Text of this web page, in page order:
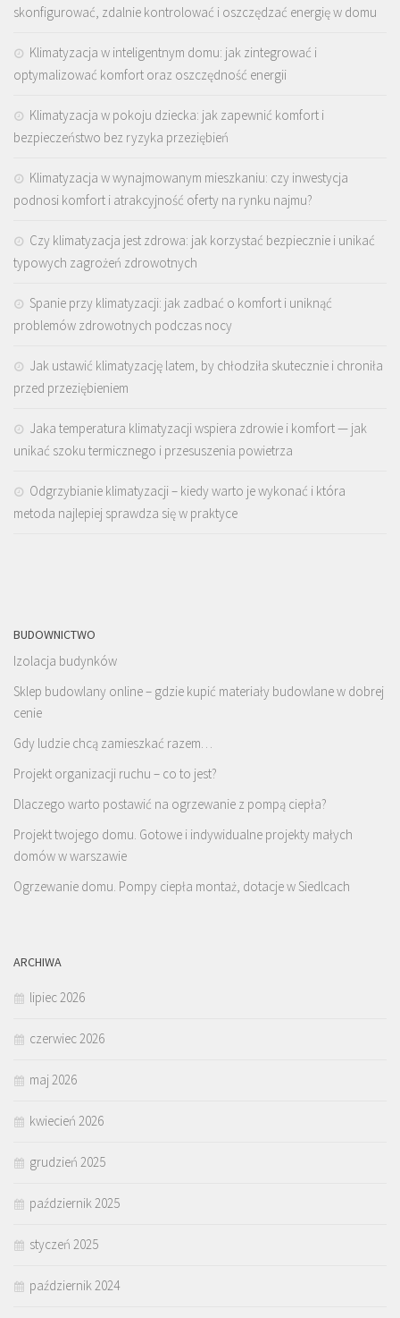
skonfigurować, zdalnie kontrolować i oszczędzać energię w domu
Klimatyzacja w inteligentnym domu: jak zintegrować i
optymalizować komfort oraz oszczędność energii
Klimatyzacja w pokoju dziecka: jak zapewnić komfort i
bezpieczeństwo bez ryzyka przeziębień
Klimatyzacja w wynajmowanym mieszkaniu: czy inwestycja
podnosi komfort i atrakcyjność oferty na rynku najmu?
Czy klimatyzacja jest zdrowa: jak korzystać bezpiecznie i unikać
typowych zagrożeń zdrowotnych
Spanie przy klimatyzacji: jak zadbać o komfort i uniknąć
problemów zdrowotnych podczas nocy
Jak ustawić klimatyzację latem, by chłodziła skutecznie i chroniła
przed przeziębieniem
Jaka temperatura klimatyzacji wspiera zdrowie i komfort — jak
unikać szoku termicznego i przesuszenia powietrza
Odgrzybianie klimatyzacji – kiedy warto je wykonać i która
metoda najlepiej sprawdza się w praktyce
BUDOWNICTWO
Izolacja budynków
Sklep budowlany online – gdzie kupić materiały budowlane w dobrej
cenie
Gdy ludzie chcą zamieszkać razem…
Projekt organizacji ruchu – co to jest?
Dlaczego warto postawić na ogrzewanie z pompą ciepła?
Projekt twojego domu. Gotowe i indywidualne projekty małych
domów w warszawie
Ogrzewanie domu. Pompy ciepła montaż, dotacje w Siedlcach
ARCHIWA
lipiec 2026
czerwiec 2026
maj 2026
kwiecień 2026
grudzień 2025
październik 2025
styczeń 2025
październik 2024